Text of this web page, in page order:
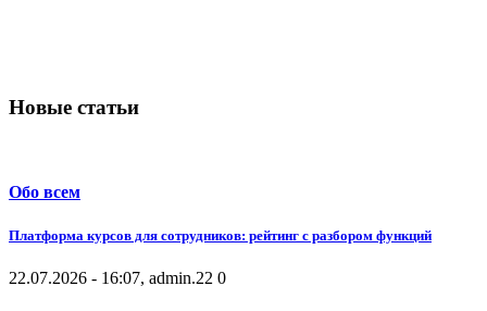
Новые статьи
Обо всем
Платформа курсов для сотрудников: рейтинг с разбором функций
22.07.2026 - 16:07, admin.22 0